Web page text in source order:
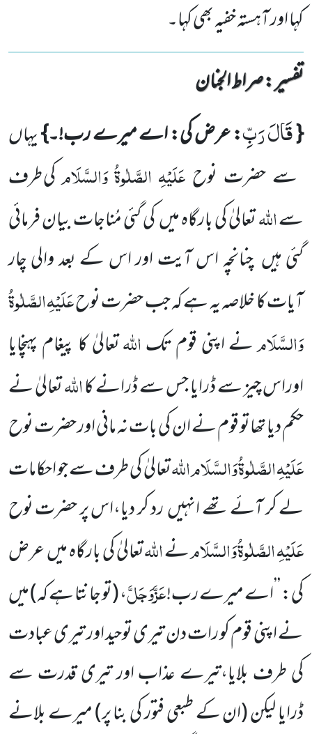
کہا اور آہستہ خفیہ بھی کہا۔
تفسیر : ‎صراط الجنان
{قَالَ رَبِّ: عرض کی: اے میرے رب!۔}یہاں
سے حضرت نوح عَلَیْہِ الصَّلٰوۃُوَالسَّلَامکی طرف
سےاللّٰہتعالیٰ کیبارگاہ میںکی گئی مُناجات بیان فرمائی
گئی ہیں چنانچہ اس آیت اور اس کے بعد والی چار
آیات کا خلاصہ یہ ہے کہ جبحضرت نوحعَلَیْہِالصَّلٰوۃُ
وَالسَّلَامنے اپنی قوم تکاللّٰہتعالیٰ کا پیغام پہنچایا
اوراس چیز سے ڈرایا جس سے ڈرانے کااللّٰہتعالیٰ نے
حکم دیا تھاتو قوم نے ان کی بات نہ مانی اور حضرت نوح
عَلَیْہِالصَّلٰوۃُوَالسَّلَاماللّٰہتعالیٰ کی طرف سے جو احکامات
لے کر آئے تھے انہیںرد کر دیا،اس پر حضرت نوح
عَلَیْہِالصَّلٰوۃُوَالسَّلَامنےاللّٰہتعالیٰ کی بارگاہ میںعرض
کی: ’’اے میرے رب!عَزَّوَجَلَّ،(تو جانتا ہے کہ)میں
نے اپنی قوم کو رات دن تیری توحید اور تیری عبادت
کی طرف بلایا،تیرے عذاب اور تیری قدرت سے
ڈرایا لیکن(ان کے طبعی فتور کی بنا پر)میرے بلانے